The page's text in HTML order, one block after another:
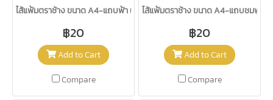
ไส้แฟ้มตราช้าง ขนาด A4-แถบฟ้า (20 ซอง)
฿20
Add to Cart
Compare
ไส้แฟ้มตราช้าง ขนาด A4-แถบชมพู
฿20
Add to Cart
Compare